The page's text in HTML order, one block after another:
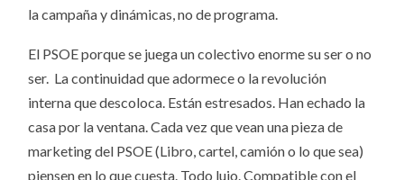
la campaña y dinámicas, no de programa.
El PSOE porque se juega un colectivo enorme su ser o no
ser. La continuidad que adormece o la revolución
interna que descoloca. Están estresados. Han echado la
casa por la ventana. Cada vez que vean una pieza de
marketing del PSOE (Libro, cartel, camión o lo que sea)
piensen en lo que cuesta. Todo lujo. Compatible con el